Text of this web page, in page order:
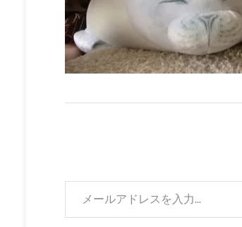
メールアドレスを入力...